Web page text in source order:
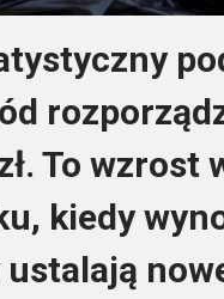
To wzrost
kiedy